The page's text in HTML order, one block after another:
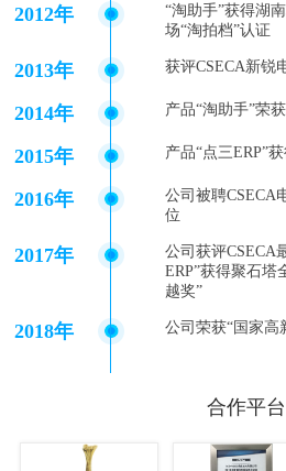
2012年
“淘助手”获得湖
场“淘拍档”认证
2013年 获评CSECA新锐
2014年 产品“淘助手”荣
2015年 产品“点三ERP”
2016年
公司被聘CSECA
位
2017年
公司获评CSECA
ERP”获得聚石塔
越奖”
2018年 公司荣获“国家高
合作平台